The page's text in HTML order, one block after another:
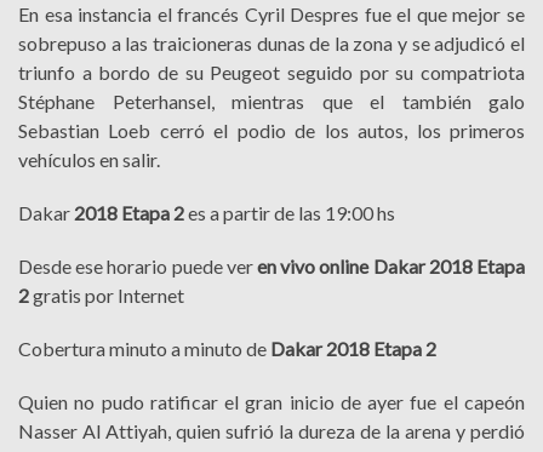
En esa instancia el francés Cyril Despres fue el que mejor se
sobrepuso a las traicioneras dunas de la zona y se adjudicó el
triunfo a bordo de su Peugeot seguido por su compatriota
Stéphane Peterhansel, mientras que el también galo
Sebastian Loeb cerró el podio de los autos, los primeros
vehículos en salir.
Dakar 2018 Etapa 2es a partir de las 19:00 hs
Desde ese horario puede veren vivo online Dakar 2018 Etapa
2gratis por Internet
Cobertura minuto a minuto de Dakar 2018 Etapa 2
Quien no pudo ratificar el gran inicio de ayer fue el capeón
Nasser Al Attiyah, quien sufrió la dureza de la arena y perdió